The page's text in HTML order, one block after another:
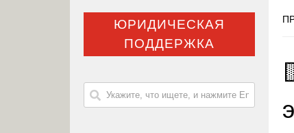
ЮРИДИЧЕСКАЯ
ПОДДЕРЖКА